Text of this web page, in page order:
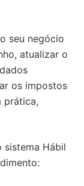
seu negócio
atualizar o
os impostos
prática,
sistema Hábil